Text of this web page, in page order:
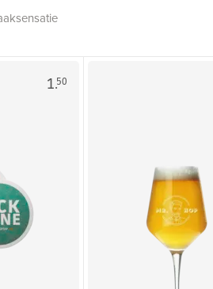
1.50